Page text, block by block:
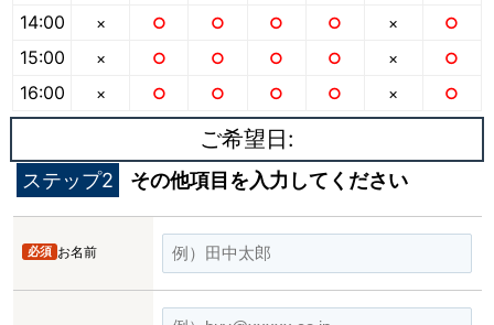
14:00
15:00
16:00
×
×
×
○
○
○
○
○
○
○
○
○
○
○
○
×
×
×
○
○
○
ご希望日:
ステップ2 その他項目を入力してください
お名前
必須